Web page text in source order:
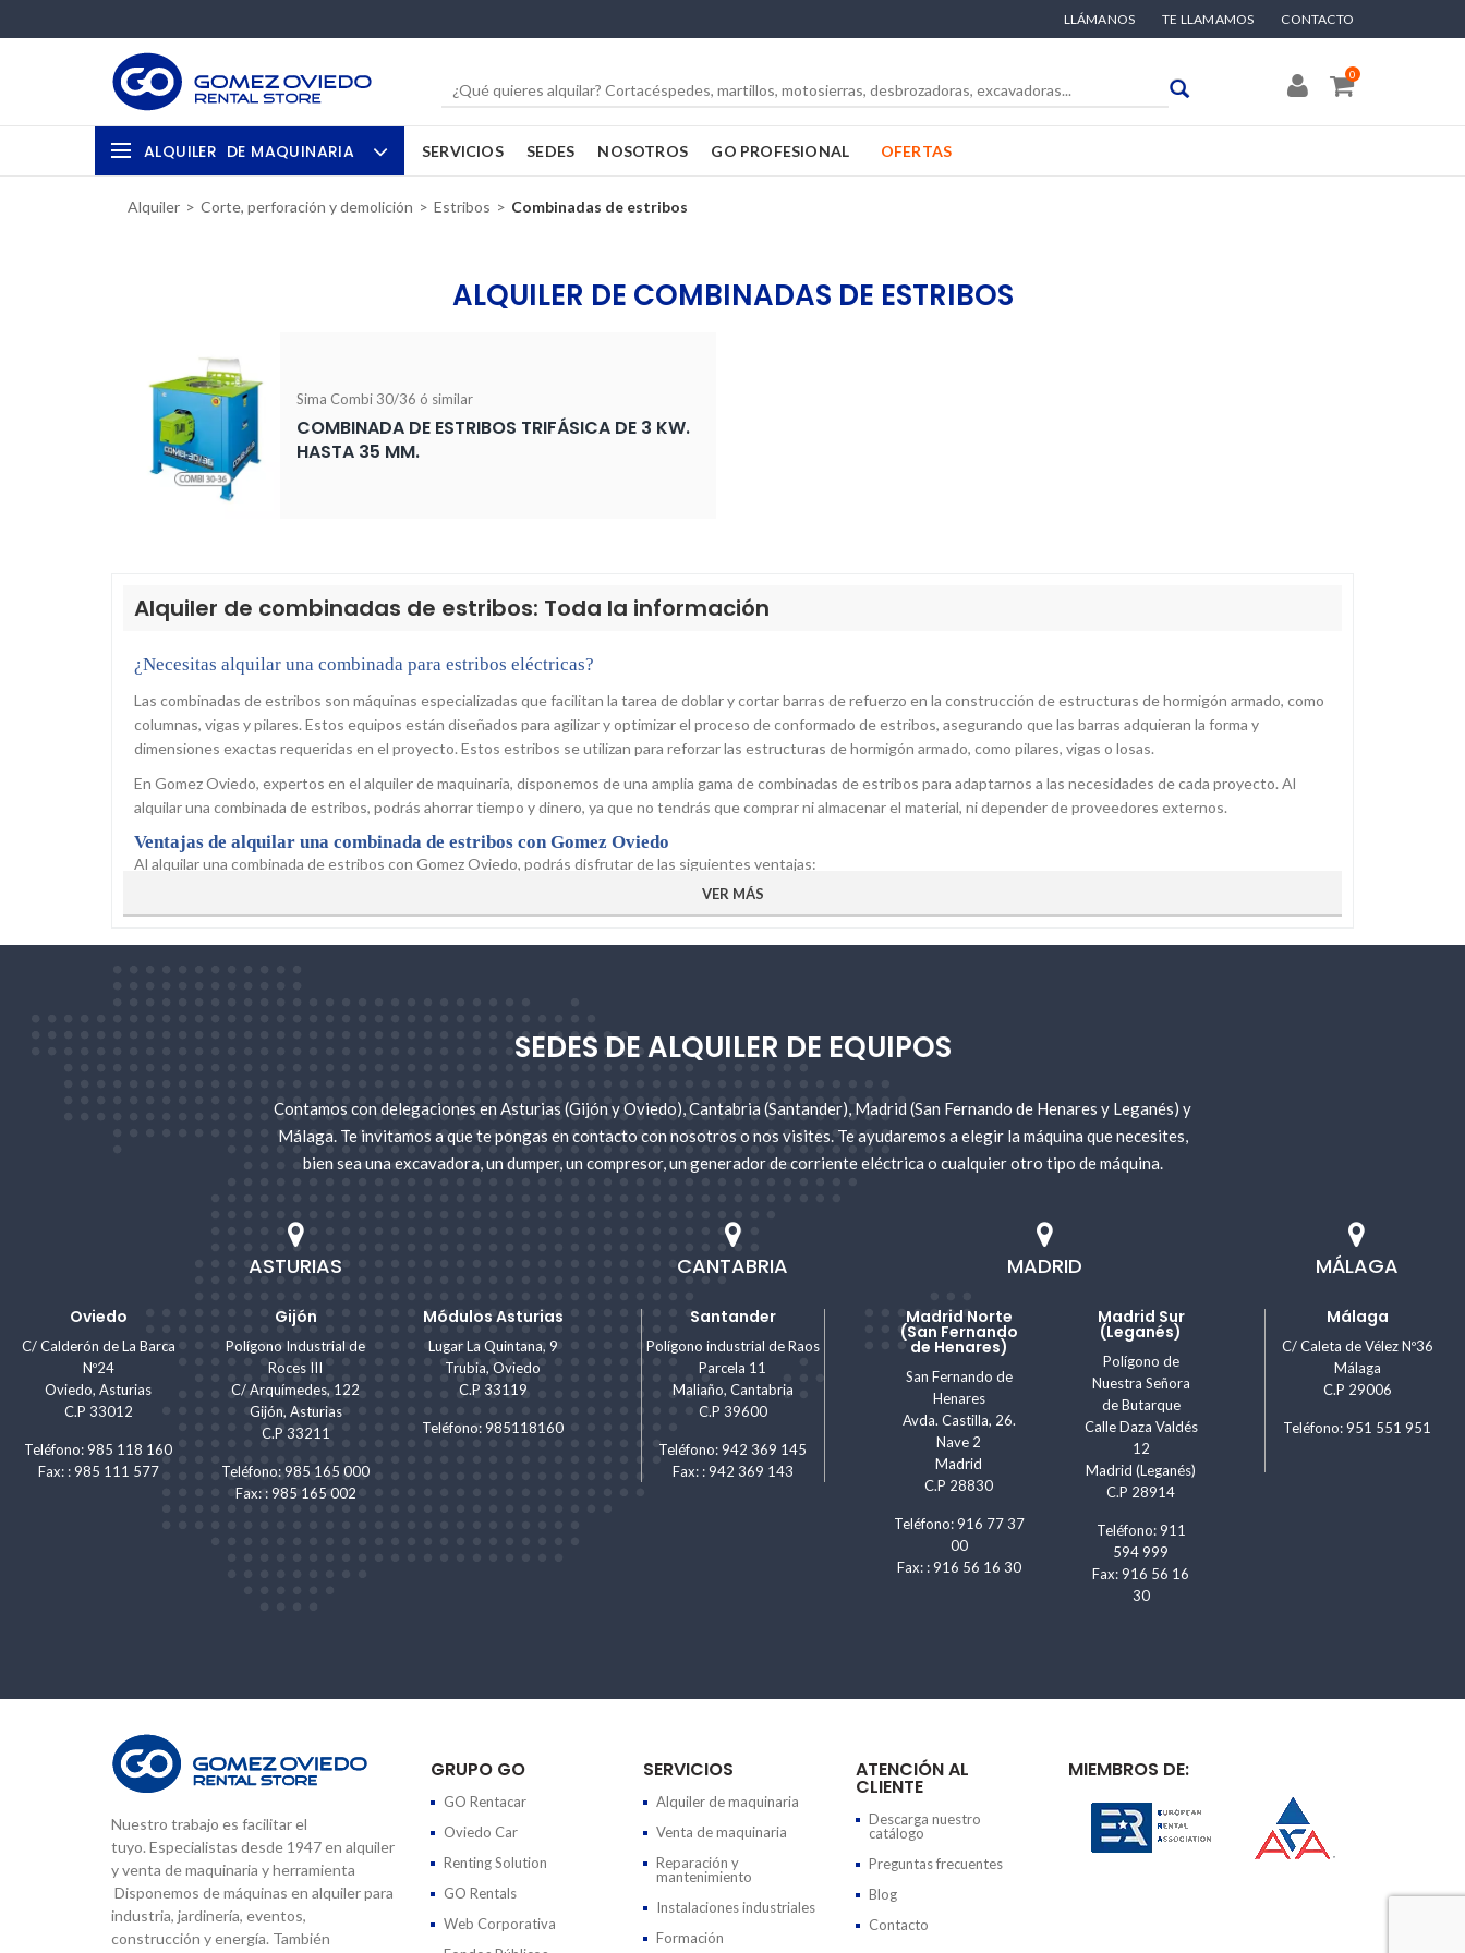
LLÁMANOS TE LLAMAMOS CONTACTO
0
ALQUILER DE MAQUINARIA SERVICIOS SEDES NOSOTROS GO PROFESIONAL OFERTAS
Alquiler Corte, perforación y demolición Estribos Combinadas de estribos
ALQUILER DE COMBINADAS DE ESTRIBOS
Sima Combi 30/36 ó similar
COMBINADA DE ESTRIBOS TRIFÁSICA DE 3 KW.
HASTA 35 MM.
Alquiler de combinadas de estribos: Toda la información
¿Necesitas alquilar una combinada para estribos eléctricas?
Las combinadas de estribos son máquinas especializadas que facilitan la tarea de doblar y cortar barras de refuerzo en la construcción de estructuras de hormigón armado, como
columnas, vigas y pilares. Estos equipos están diseñados para agilizar y optimizar el proceso de conformado de estribos, asegurando que las barras adquieran la forma y
dimensiones exactas requeridas en el proyecto. Estos estribos se utilizan para reforzar las estructuras de hormigón armado, como pilares, vigas o losas.
En Gomez Oviedo, expertos en el alquiler de maquinaria, disponemos de una amplia gama de combinadas de estribos para adaptarnos a las necesidades de cada proyecto. Al
alquilar una combinada de estribos, podrás ahorrar tiempo y dinero, ya que no tendrás que comprar ni almacenar el material, ni depender de proveedores externos.
Ventajas de alquilar una combinada de estribos con Gomez Oviedo
Al alquilar una combinada de estribos con Gomez Oviedo, podrás disfrutar de las siguientes ventajas:
Flexibilidad: podrás elegir el modelo y el periodo de alquiler que más te convenga, según la cantidad y el tipo de estribos que necesites fabricar.
Asesoramiento: nuestro equipo de expertos en maquinaria está siempre dispuesto a ofrecerte asesoramiento técnico. Te ayudaremos a elegir la combinada de estribos que
No lo dudes más y alquila una combinada de estribos con Gomez Oviedo, la mejor opción para tus proyectos de construcción. Contamos con más de 30 años de experiencia en el
eficiente y de calidad. ¡Contacta con nosotros hoy mismo!
VER MÁS
SEDES DE ALQUILER DE EQUIPOS
Contamos con delegaciones en Asturias (Gijón y Oviedo), Cantabria (Santander), Madrid (San Fernando de Henares y Leganés) y
Málaga. Te invitamos a que te pongas en contacto con nosotros o nos visites. Te ayudaremos a elegir la máquina que necesites,
bien sea una excavadora, un dumper, un compresor, un generador de corriente eléctrica o cualquier otro tipo de máquina.
ASTURIAS
Oviedo
C/ Calderón de La Barca
Nº24
Oviedo, Asturias
C.P 33012
Teléfono: 985 118 160
Fax: : 985 111 577
Gijón
Polígono Industrial de
Roces III
C/ Arquímedes, 122
Gijón, Asturias
C.P 33211
Teléfono: 985 165 000
Fax: : 985 165 002
Módulos Asturias
Lugar La Quintana, 9
Trubia, Oviedo
C.P 33119
Teléfono: 985118160
CANTABRIA
Santander
Polígono industrial de Raos
Parcela 11
Maliaño, Cantabria
C.P 39600
Teléfono: 942 369 145
Fax: : 942 369 143
MADRID
Madrid Norte
(San Fernando
de Henares)
San Fernando de
Henares
Avda. Castilla, 26.
Nave 2
Madrid
C.P 28830
Teléfono: 916 77 37
00
Fax: : 916 56 16 30
Madrid Sur
(Leganés)
Polígono de
Nuestra Señora
de Butarque
Calle Daza Valdés
12
Madrid (Leganés)
C.P 28914
Teléfono: 911
594 999
Fax: 916 56 16
30
MÁLAGA
Málaga
C/ Caleta de Vélez Nº36
Málaga
C.P 29006
Teléfono: 951 551 951
Nuestro trabajo es facilitar el
tuyo. Especialistas desde 1947 en alquiler
y venta de maquinaria y herramienta
Disponemos de máquinas en alquiler para
industria, jardinería, eventos,
construcción y energía. También
GRUPO GO
GO Rentacar
Oviedo Car
Renting Solution
GO Rentals
Web Corporativa
SERVICIOS
Alquiler de maquinaria
Venta de maquinaria
Reparación y
mantenimiento
Instalaciones industriales
Formación
ATENCIÓN AL
CLIENTE
Descarga nuestro
catálogo
Preguntas frecuentes
Blog
Contacto
MIEMBROS DE: